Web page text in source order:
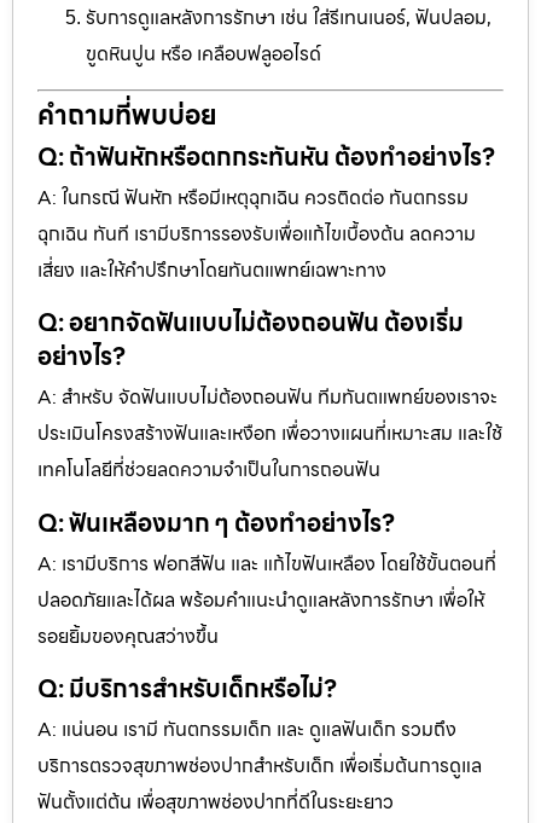
รับการดูแลหลังการรักษา เช่น ใส่รีเทนเนอร์, ฟันปลอม,
ขูดหินปูน หรือ เคลือบฟลูออไรด์
คำถามที่พบบ่อย
Q: ถ้าฟันหักหรือตกกระทันหัน ต้องทำอย่างไร?
A: ในกรณี ฟันหัก หรือมีเหตุฉุกเฉิน ควรติดต่อ ทันตกรรม
ฉุกเฉิน ทันที เรามีบริการรองรับเพื่อแก้ไขเบื้องต้น ลดความ
เสี่ยง และให้คำปรึกษาโดยทันตแพทย์เฉพาะทาง
Q: อยากจัดฟันแบบไม่ต้องถอนฟัน ต้องเริ่ม
อย่างไร?
A: สำหรับ จัดฟันแบบไม่ต้องถอนฟัน ทีมทันตแพทย์ของเราจะ
ประเมินโครงสร้างฟันและเหงือก เพื่อวางแผนที่เหมาะสม และใช้
เทคโนโลยีที่ช่วยลดความจำเป็นในการถอนฟัน
Q: ฟันเหลืองมาก ๆ ต้องทำอย่างไร?
A: เรามีบริการ ฟอกสีฟัน และ แก้ไขฟันเหลือง โดยใช้ขั้นตอนที่
ปลอดภัยและได้ผล พร้อมคำแนะนำดูแลหลังการรักษา เพื่อให้
รอยยิ้มของคุณสว่างขึ้น
Q: มีบริการสำหรับเด็กหรือไม่?
A: แน่นอน เรามี ทันตกรรมเด็ก และ ดูแลฟันเด็ก รวมถึง
บริการตรวจสุขภาพช่องปากสำหรับเด็ก เพื่อเริ่มต้นการดูแล
ฟันตั้งแต่ต้น เพื่อสุขภาพช่องปากที่ดีในระยะยาว